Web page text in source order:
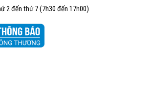
2 đến thứ 7 (7h30 đến 17h00).